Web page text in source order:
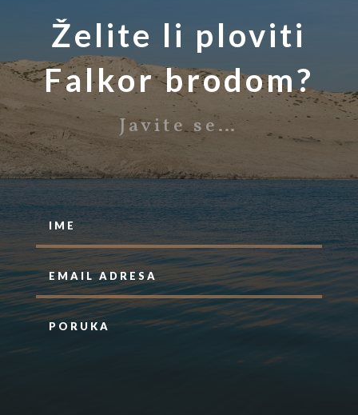
Želite li ploviti
Falkor brodom?
Javite se…